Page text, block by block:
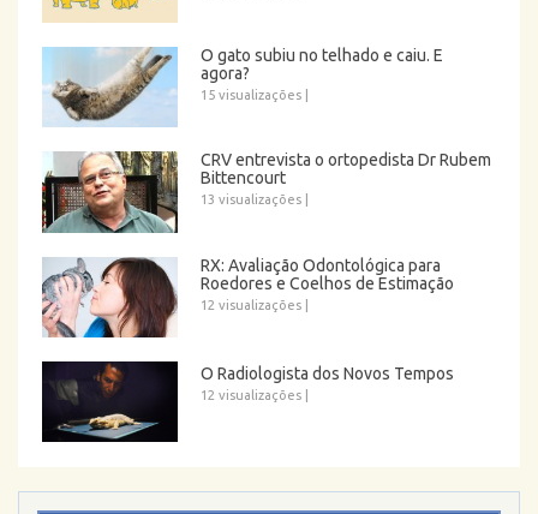
O gato subiu no telhado e caiu. E
agora?
15 visualizações
CRV entrevista o ortopedista Dr Rubem
Bittencourt
13 visualizações
RX: Avaliação Odontológica para
Roedores e Coelhos de Estimação
12 visualizações
O Radiologista dos Novos Tempos
12 visualizações